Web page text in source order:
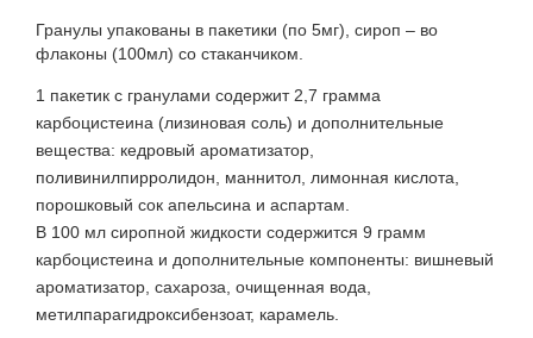
Гранулы упакованы в пакетики (по 5мг), сироп – во
флаконы (100мл) со стаканчиком.
1 пакетик с гранулами содержит 2,7 грамма
карбоцистеина (лизиновая соль) и дополнительные
вещества: кедровый ароматизатор,
поливинилпирролидон, маннитол, лимонная кислота,
порошковый сок апельсина и аспартам.
В 100 мл сиропной жидкости содержится 9 грамм
карбоцистеина и дополнительные компоненты: вишневый
ароматизатор, сахароза, очищенная вода,
метилпарагидроксибензоат, карамель.